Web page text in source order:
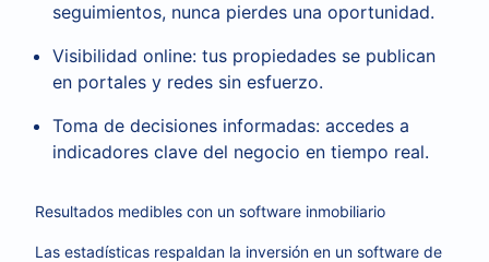
seguimientos, nunca pierdes una oportunidad.
Visibilidad online: tus propiedades se publican
en portales y redes sin esfuerzo.
Toma de decisiones informadas: accedes a
indicadores clave del negocio en tiempo real.
Resultados medibles con un software inmobiliario
Las estadísticas respaldan la inversión en un software de